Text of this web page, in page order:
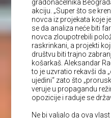
gradonačelnika
akciju. „Super što se
novca iz projekata koje
se da analiza neće biti
novca zloupotrebili
raskrinkani, a projekti
društvu biti trajno
košarkaš. Aleksandar
to je uzvratio rekavši da
ujedini“ zato što
veruje u propagandu
opozicije i raduje se
Ne bi valjalo da ova